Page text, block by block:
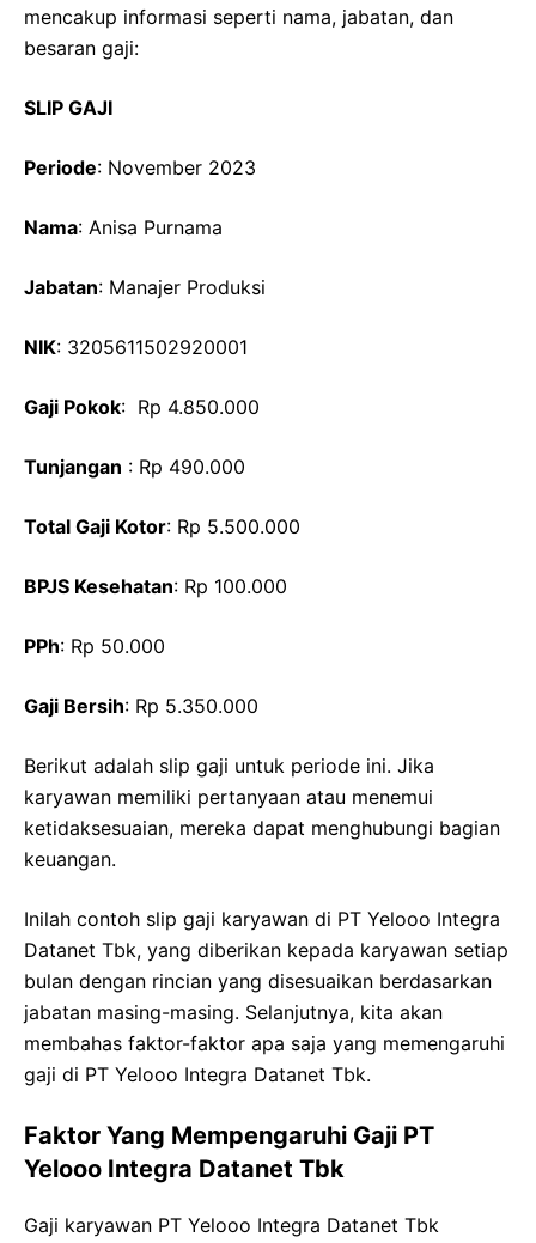
mencakup informasi seperti nama, jabatan, dan
besaran gaji:
SLIP GAJI
Periode: November 2023
Nama: Anisa Purnama
Jabatan: Manajer Produksi
NIK: 3205611502920001
Gaji Pokok: Rp 4.850.000
Tunjangan : Rp 490.000
Total Gaji Kotor: Rp 5.500.000
BPJS Kesehatan: Rp 100.000
PPh: Rp 50.000
Gaji Bersih: Rp 5.350.000
Berikut adalah slip gaji untuk periode ini. Jika
karyawan memiliki pertanyaan atau menemui
ketidaksesuaian, mereka dapat menghubungi bagian
keuangan.
Inilah contoh slip gaji karyawan di PT Yelooo Integra
Datanet Tbk, yang diberikan kepada karyawan setiap
bulan dengan rincian yang disesuaikan berdasarkan
jabatan masing-masing. Selanjutnya, kita akan
membahas faktor-faktor apa saja yang memengaruhi
gaji di PT Yelooo Integra Datanet Tbk.
Faktor Yang Mempengaruhi Gaji PT
Yelooo Integra Datanet Tbk
Gaji karyawan PT Yelooo Integra Datanet Tbk